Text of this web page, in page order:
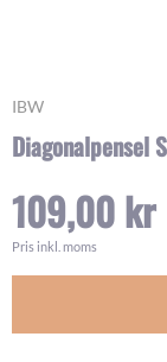
IBW
Diagonalpensel
109,00 kr
Pris inkl. moms
Skip
the
of
the
images